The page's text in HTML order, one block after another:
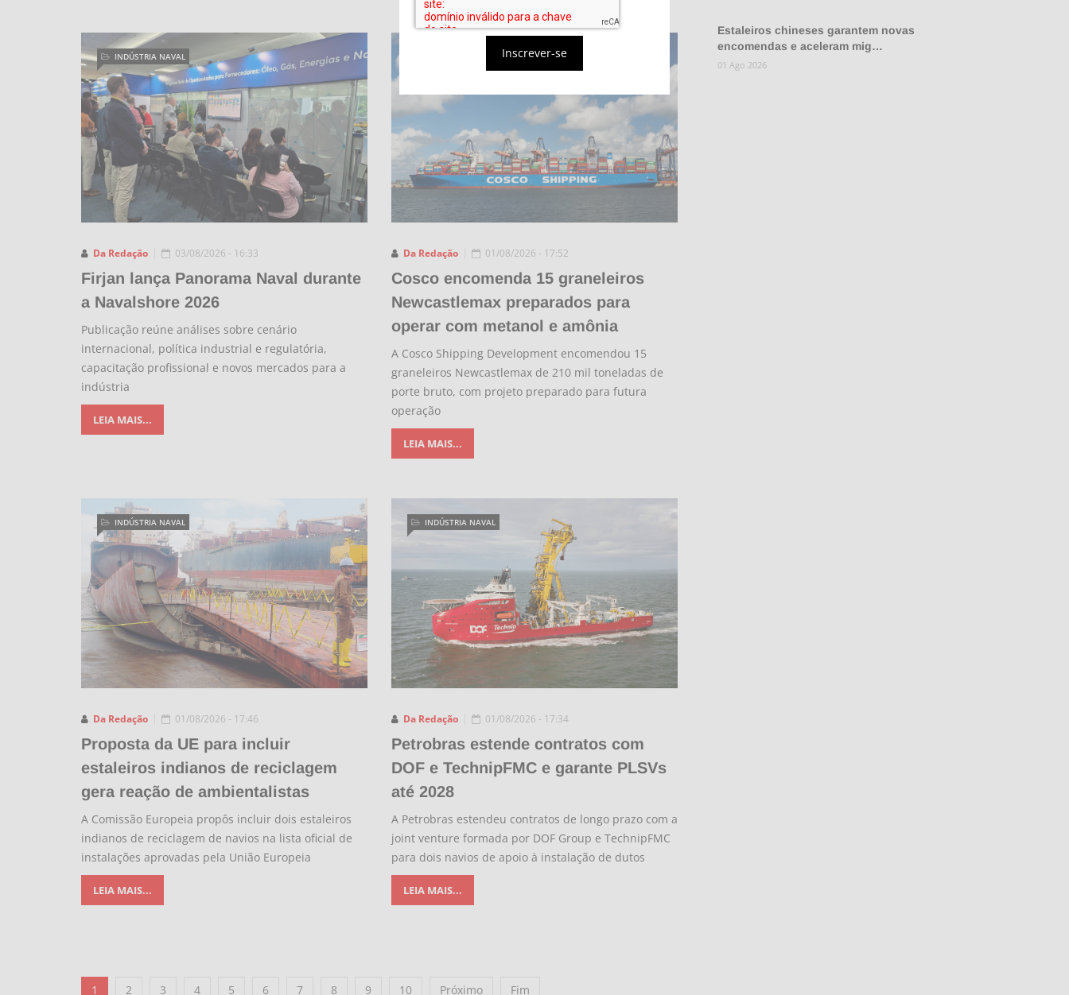
Inscrever-se
Da Redação
INDÚSTRIA NAVAL
03/08/2026 - 16:33
Firjan lança Panorama Naval durante
a Navalshore 2026
Publicação reúne análises sobre cenário
internacional, política industrial e regulatória,
capacitação profissional e novos mercados para a
indústria
LEIA MAIS...
Da Redação 01/08/2026 - 17:52
Cosco encomenda 15 graneleiros
Newcastlemax preparados para
operar com metanol e amônia
A Cosco Shipping Development encomendou 15
graneleiros Newcastlemax de 210 mil toneladas de
porte bruto, com projeto preparado para futura
operação
LEIA MAIS...
Da Redação
INDÚSTRIA NAVAL
01/08/2026 - 17:46
Proposta da UE para incluir
estaleiros indianos de reciclagem
gera reação de ambientalistas
A Comissão Europeia propôs incluir dois estaleiros
indianos de reciclagem de navios na lista oficial de
instalações aprovadas pela União Europeia
LEIA MAIS...
Da Redação
INDÚSTRIA NAVAL
01/08/2026 - 17:34
Petrobras estende contratos com
DOF e TechnipFMC e garante PLSVs
até 2028
A Petrobras estendeu contratos de longo prazo com a
joint venture formada por DOF Group e TechnipFMC
para dois navios de apoio à instalação de dutos
LEIA MAIS...
1 2 3 4 5 6 7 8 9 10 Próximo Fim
Estaleiros chineses garantem novas
encomendas e aceleram mig…
01 Ago 2026